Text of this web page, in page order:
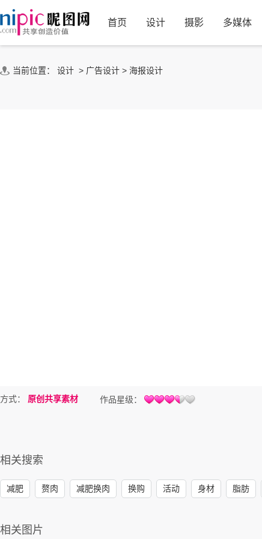
首页 设计 摄影 多媒体
当前位置： 设计 > 广告设计 > 海报设计
方式： 原创共享素材 作品星级：
相关搜索
减肥 赘肉 减肥换肉 换购 活动 身材 脂肪
相关图片